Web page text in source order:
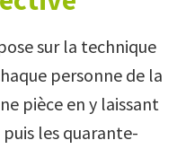
sur la technique
personne de la
pièce en y laissant
puis les quarante-